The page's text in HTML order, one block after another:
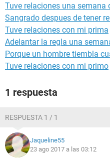
Tuve relaciones una semana
Sangrado despues de tener
Tuve relaciones con mi prima
Adelantar la regla una
Porque un hombre tiembla
Tuve relaciones con mi primo
1 respuesta
RESPUESTA 1 / 1
Jaqueline55
23 ago 2017 a las 03:12